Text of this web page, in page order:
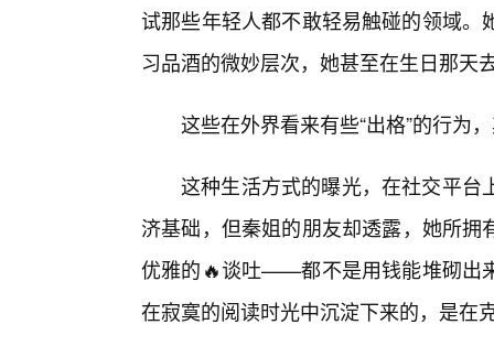
试那些年轻人都不敢轻易触碰的领域
习品酒的微妙层次，她甚至在生日那天
这些在外界看来有些“出格”的行为
这种生活方式的曝光，在社交平台
济基础，但秦姐的朋友却透露，她所
优雅的🔥谈吐——都不是用钱能堆砌出
在寂寞的阅读时光中沉淀下来的，是在